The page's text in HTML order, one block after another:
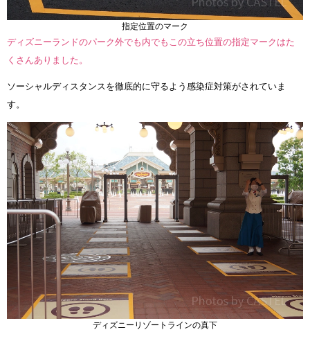
指定位置のマーク
ディズニーランドのパーク外でも内でもこの立ち位置の指定マークはた
くさんありました。
ソーシャルディスタンスを徹底的に守るよう感染症対策がされていま
す。
ディズニーリゾートラインの真下